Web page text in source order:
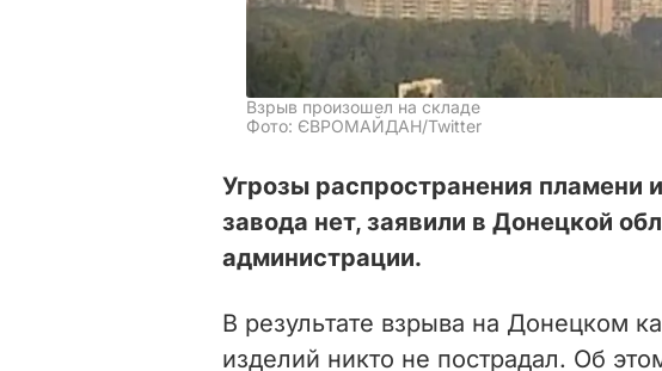
Взрыв произошел на складе
Фото: ЄВРОМАЙДАН/Twitter
Угрозы распространения пламени
завода нет, заявили в Донецкой
администрации.
В результате взрыва на Донецком
изделий никто не пострадал. Об